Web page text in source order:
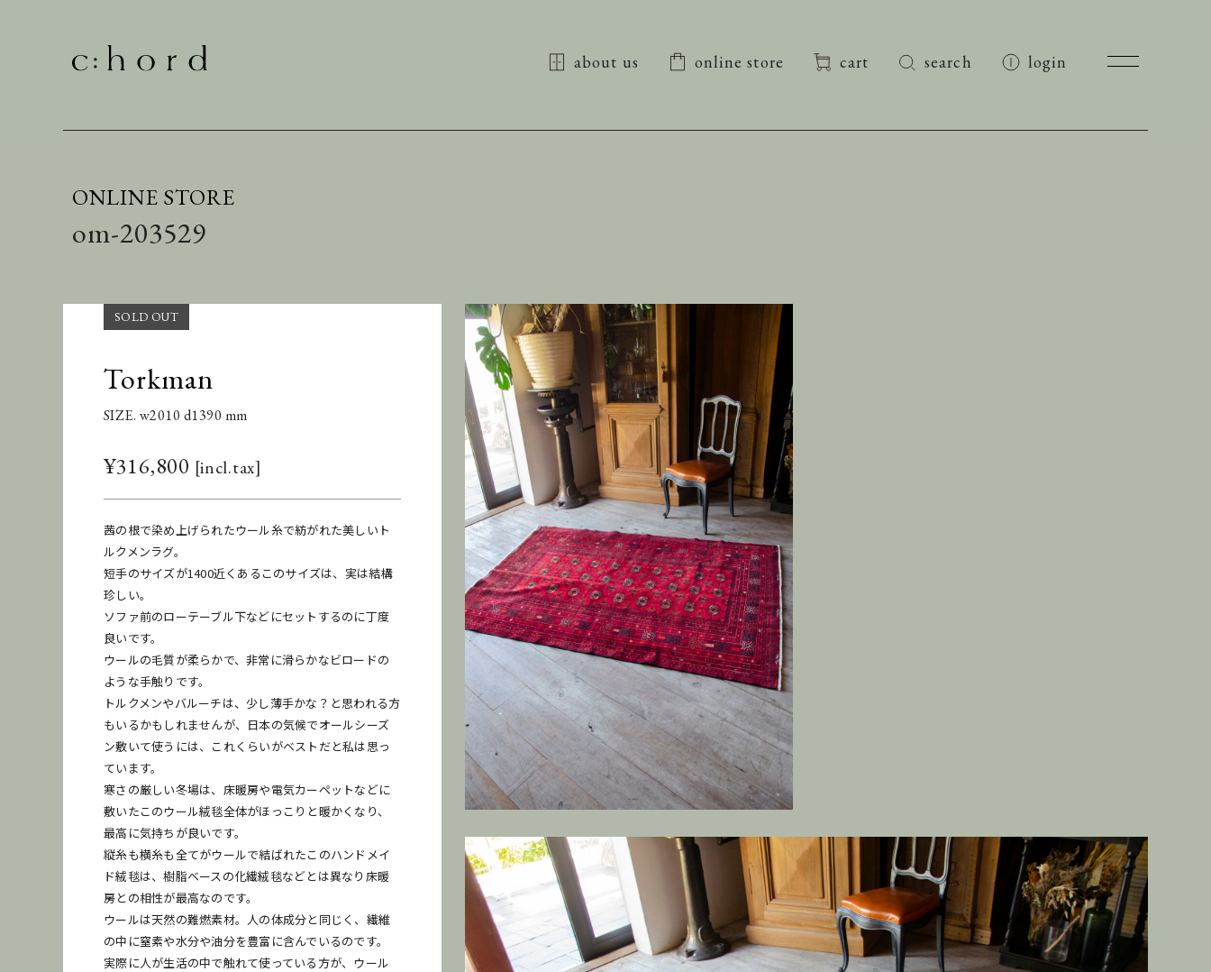
about us online store cart search login
ONLINE STORE
om-203529
Torkman
SIZE. w2010 d1390 mm
¥316,800
茜の根で染め上げられたウール糸で紡がれた美しいト
ルクメンラグ。
短手のサイズが1400近くあるこのサイズは、実は結構
珍しい。
ソファ前のローテーブル下などにセットするのに丁度
良いです。
ウールの毛質が柔らかで、非常に滑らかなビロードの
ような手触りです。
トルクメンやバルーチは、少し薄手かな？と思われる方
もいるかもしれませんが、日本の気候でオールシーズ
ン敷いて使うには、これくらいがベストだと私は思っ
ています。
寒さの厳しい冬場は、床暖房や電気カーペットなどに
敷いたこのウール絨毯全体がほっこりと暖かくなり、
最高に気持ちが良いです。
縦糸も横糸も全てがウールで結ばれたこのハンドメイ
ド絨毯は、樹脂ベースの化繊絨毯などとは異なり床暖
房との相性が最高なのです。
ウールは天然の難燃素材。人の体成分と同じく、繊維
の中に窒素や水分や油分を豊富に含んでいるのです。
実際に人が生活の中で触れて使っている方が、ウール